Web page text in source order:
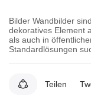
Bilder Wandbilder
dekoratives Element
als auch in
Standardlösungen
Teilen